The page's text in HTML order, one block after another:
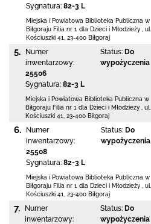
Sygnatura: 82-3 L
Miejska i Powiatowa Biblioteka Publiczna w
Biłgoraju Filia nr 1 dla Dzieci i Młodzieży, ul.
Kościuszki 41
23-400 Biłgoraj
5.
Numer
inwentarzowy:
25506
Sygnatura: 82-3 L
Status: Do
wypożyczenia
Miejska i Powiatowa Biblioteka Publiczna w
Biłgoraju Filia nr 1 dla Dzieci i Młodzieży
ul.
Kościuszki 41
23-400 Biłgoraj
6.
Numer
inwentarzowy:
25508
Sygnatura: 82-3 L
Status: Do
wypożyczenia
Miejska i Powiatowa Biblioteka Publiczna w
Biłgoraju Filia nr 1 dla Dzieci i Młodzieży, ul.
Kościuszki 41
23-400 Biłgoraj
7.
Numer
inwentarzowy:
Status: Do
wypożyczenia